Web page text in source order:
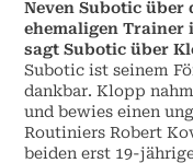
Neven Subotic über
ehemaligen Trainer
sagt Subotic über
Subotic ist seinem
dankbar. Klopp
und bewies einen
Routiniers Robert
beiden erst 19-